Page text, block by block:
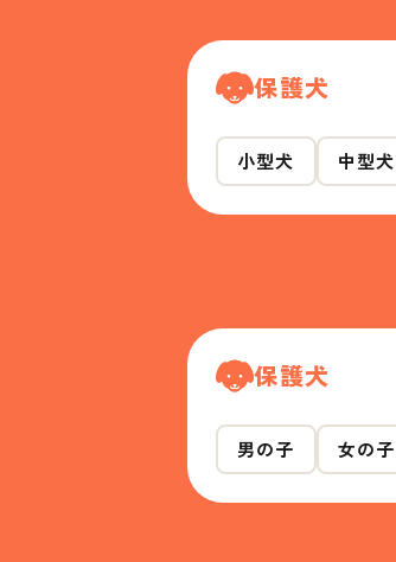
保護犬
小型犬 中型犬
保護犬
男の子 女の子